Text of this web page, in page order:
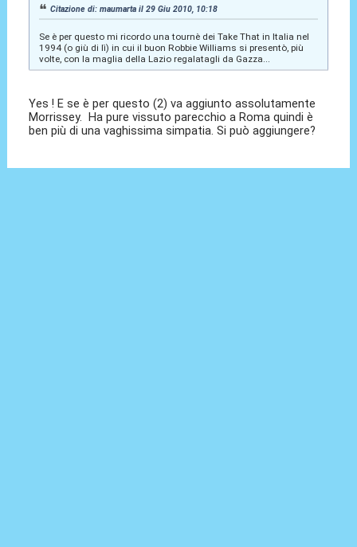
Citazione di: maumarta il 29 Giu 2010, 10:18
Se è per questo mi ricordo una tournè dei Take That in Italia nel
1994 (o giù di lì) in cui il buon Robbie Williams si presentò, più
volte, con la maglia della Lazio regalatagli da Gazza...
Yes ! E se è per questo (2) va aggiunto assolutamente
Morrissey. Ha pure vissuto parecchio a Roma quindi è
ben più di una vaghissima simpatia. Si può aggiungere?